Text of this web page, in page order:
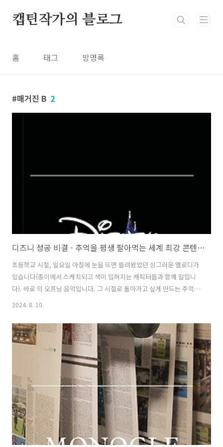
캡틴작가의 블로그
홈 태그 방명록
매거진 B 2
디즈니 성공 비결 - 추억을 평생 팔아먹는 세계 최강 콘텐츠 제국의 비밀
초등학교 시절, 일요일 아침에 눈을 뜨면 들려왔었던 싱그러운 멜로디가
있습니다(종이에서 스케치되고 색이 입혀지는 캐릭터들과 함께 말입니
다). 바로 의 오프닝 음악입니다. 그 시절로 돌아가고 싶게 만드는 추억의
음악이기도 합니다. 디즈니는 많은 사람들에게 어릴 적 추억으로 남아있
새겨져 있습니다. 그 기억을 지닌 사람들이 지금도 계속 디즈니 콘텐츠를
소비하고 있습니다. 사람들로 하여금 요람부터 무덤까지 디즈니의 세상
속에서 살도록 만들고 있습니다. 오늘은 이토록 자신들의 제국을 성공적
으로 완성한 디즈니의 성공요인을 되짚어 보고자 합니다. 오늘의 추천 도
서인 '매거진 B_디즈니'와 함께 말이죠(잡지 추천)! 최초 뛰어난 그림 실
력..
2024. 8. 10.